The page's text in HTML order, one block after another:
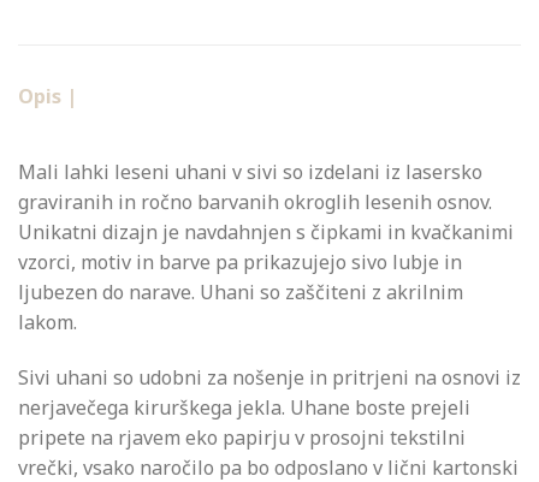
Opis |
Mali lahki leseni uhani v sivi so izdelani iz lasersko
graviranih in ročno barvanih okroglih lesenih osnov.
Unikatni dizajn je navdahnjen s čipkami in kvačkanimi
vzorci, motiv in barve pa prikazujejo sivo lubje in
ljubezen do narave. Uhani so zaščiteni z akrilnim
lakom.
Sivi uhani so udobni za nošenje in pritrjeni na osnovi iz
nerjavečega kirurškega jekla. Uhane boste prejeli
pripete na rjavem eko papirju v prosojni tekstilni
vrečki, vsako naročilo pa bo odposlano v lični kartonski